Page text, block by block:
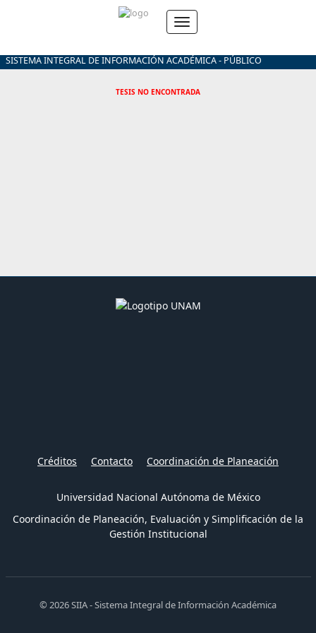
SISTEMA INTEGRAL DE INFORMACIÓN ACADÉMICA - PÚBLICO
TESIS NO ENCONTRADA
Créditos Contacto Coordinación de Planeación
Universidad Nacional Autónoma de México
Coordinación de Planeación, Evaluación y Simplificación de la
Gestión Institucional
© 2026 SIIA - Sistema Integral de Información Académica